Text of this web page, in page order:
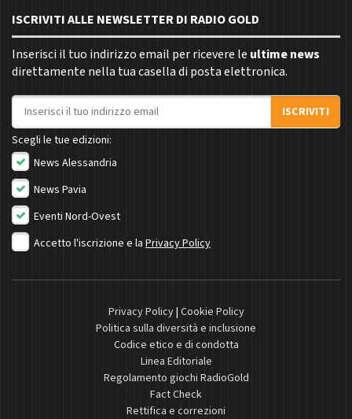
ISCRIVITI ALLE NEWSLETTER DI RADIO GOLD
Inserisci il tuo indirizzo email per ricevere le ultime news
direttamente nella tua casella di posta elettronica.
Indirizzo email
ISCRIVITI
Scegli le tue edizioni:
News Alessandria
News Pavia
Eventi Nord-Ovest
Accetto l'iscrizione e la Privacy Policy
Privacy Policy| Cookie Policy
Politica sulla diversità e inclusione
Codice etico e di condotta
Linea Editoriale
Regolamento giochi RadioGold
Fact Check
Rettifica e correzioni